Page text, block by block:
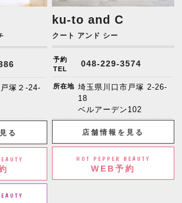
塚２-24-
る
ku-to and C
クート アンド シー
予約
TEL
048-229-3574
所在地 埼玉県川口市戸塚 2-26-
18
ベルアーデン102
店舗情報を見る
HOT PEPPER BEAUTY
WEB予約